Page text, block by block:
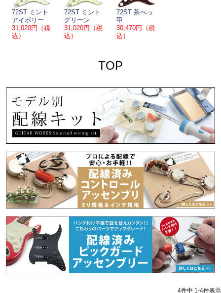
72ST ミント
アイボリー
31,020円（税
込）
72ST ミント
グリーン
31,020円（税
込）
72ST 茶べっ
甲
30,470円（税
込）
TOP
4件中 1-4件表示